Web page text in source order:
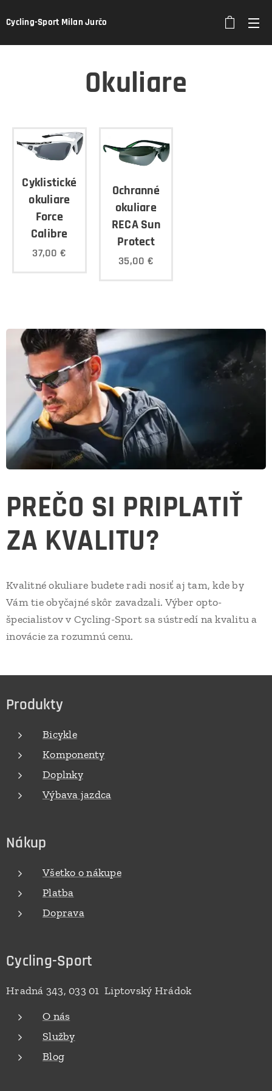
Cycling-Sport Milan Jurčo
Okuliare
Cyklistické
okuliare
Force
Calibre
37,00 €
Ochranné
okuliare
RECA Sun
Protect
35,00 €
PREČO SI PRIPLATIŤ
ZA KVALITU?
Kvalitné okuliare budete radi nosiť aj tam, kde by
Vám tie obyčajné skôr zavadzali. Výber opto-
špecialistov v Cycling-Sport sa sústredí na kvalitu a
inovácie za rozumnú cenu.
Produkty
Bicykle
Komponenty
Doplnky
Výbava jazdca
Nákup
Všetko o nákupe
Platba
Doprava
Cycling-Sport
Hradná 343, 033 01 Liptovský Hrádok
O nás
Služby
Blog